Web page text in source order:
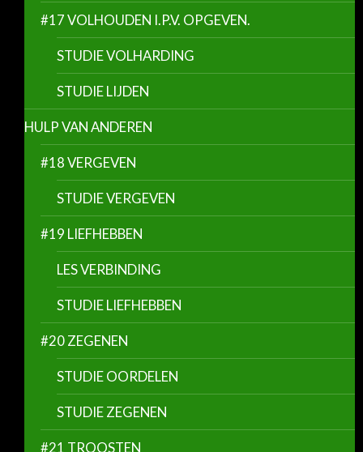
#17 VOLHOUDEN I.P.V. OPGEVEN.
STUDIE VOLHARDING
STUDIE LIJDEN
HULP VAN ANDEREN
#18 VERGEVEN
STUDIE VERGEVEN
#19 LIEFHEBBEN
LES VERBINDING
STUDIE LIEFHEBBEN
#20 ZEGENEN
STUDIE OORDELEN
STUDIE ZEGENEN
#21 TROOSTEN